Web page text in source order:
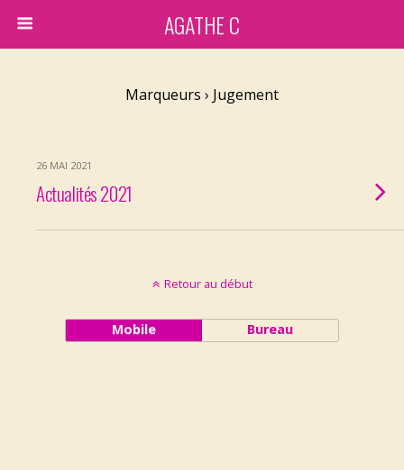
AGATHE C
Marqueurs › Jugement
26 MAI 2021
Actualités 2021
Retour au début
Mobile Bureau